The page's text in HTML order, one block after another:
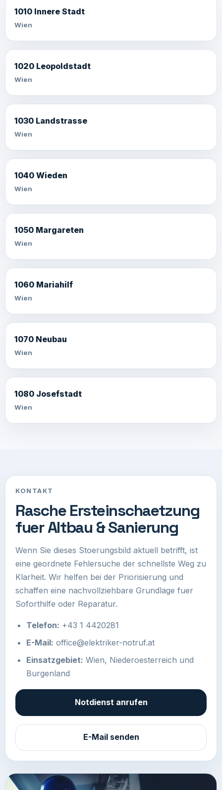
1010 Innere Stadt
Wien
1020 Leopoldstadt
Wien
1030 Landstrasse
Wien
1040 Wieden
Wien
1050 Margareten
Wien
1060 Mariahilf
Wien
1070 Neubau
Wien
1080 Josefstadt
Wien
KONTAKT
Rasche Ersteinschaetzung
fuer Altbau & Sanierung
Wenn Sie dieses Stoerungsbild aktuell betrifft, ist
eine geordnete Fehlersuche der schnellste Weg zu
Klarheit. Wir helfen bei der Priorisierung und
schaffen eine nachvollziehbare Grundlage fuer
Soforthilfe oder Reparatur.
Telefon: +43 1 4420281
E-Mail: office@elektriker-notruf.at
Einsatzgebiet: Wien, Niederoesterreich und
Burgenland
Notdienst anrufen
E-Mail senden